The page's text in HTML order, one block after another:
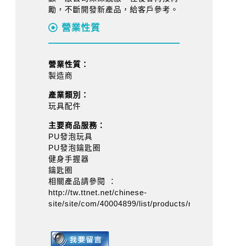
勵，不斷開發新產品，給客戶參考。
營業性質
營業性質：
製造商
產業類別：
玩具配件
主要商品服務：
PU發泡玩具
PU發泡鑰匙圈
健身手握器
鑰匙圈
相關產品請參閱 ：
http://tw.ttnet.net/chinese-
site/site/com/40004899/list/products/refno/